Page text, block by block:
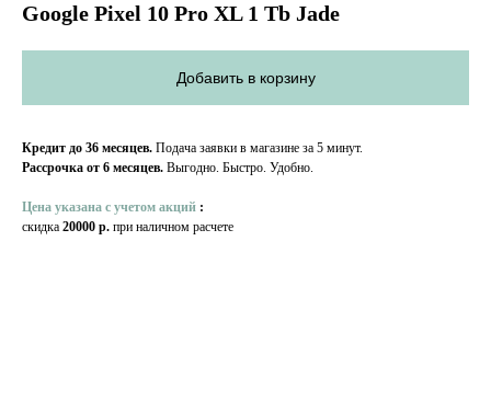
Google Pixel 10 Pro XL 1 Tb Jade
Добавить в корзину
Кредит до 36 месяцев. Подача заявки в магазине за 5 минут.
Рассрочка от 6 месяцев. Выгодно. Быстро. Удобно.
Цена указана с учетом акций :
скидка 20000 р. при наличном расчете